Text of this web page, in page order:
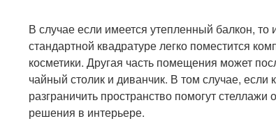
В случае если имеется утепленный балкон,
стандартной квадратуре легко поместится
косметики. Другая часть помещения может
чайный столик и диванчик. В том случае,
разграничить пространство помогут
решения в интерьере.